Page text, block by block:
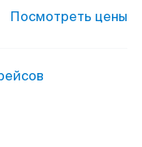
Посмотреть цены